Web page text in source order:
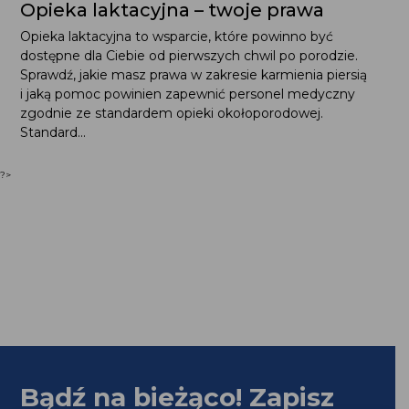
Opieka laktacyjna – twoje prawa
Opieka laktacyjna to wsparcie, które powinno być
dostępne dla Ciebie od pierwszych chwil po porodzie.
Sprawdź, jakie masz prawa w zakresie karmienia piersią
i jaką pomoc powinien zapewnić personel medyczny
zgodnie ze standardem opieki okołoporodowej.
Standard...
?>
Bądź na bieżąco! Zapisz